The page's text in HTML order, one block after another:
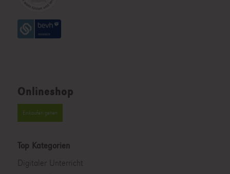
Onlineshop
Einkaufen gehen
Top Kategorien
Digitaler Unterricht